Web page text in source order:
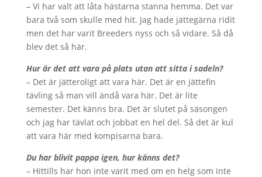
– Vi har valt att låta hästarna stanna hemma. Det var
bara två som skulle med hit. Jag hade jättegärna ridit
men det har varit Breeders nyss och så vidare. Så då
blev det så här.
Hur är det att vara på plats utan att sitta i sadeln?
– Det är jätteroligt att vara här. Det är en jättefin
tävling så man vill ändå vara här. Det är lite
semester. Det känns bra. Det är slutet på säsongen
och jag har tävlat och jobbat en hel del. Så det är kul
att vara här med kompisarna bara.
Du har blivit pappa igen, hur känns det?
– Hittills har hon inte varit med om en helg som inte